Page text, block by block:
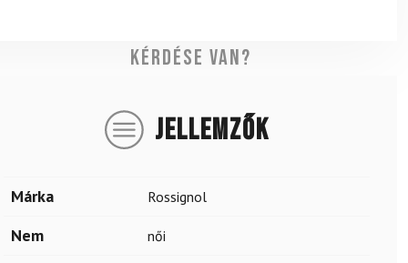
Kérdése van?
JELLEMZŐK
Márka Rossignol
Nem női